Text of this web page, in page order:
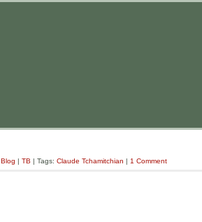
Blog | TB | Tags: Claude Tchamitchian | 1 Comment